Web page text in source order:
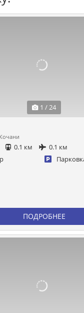
1 / 24
0.1 км
0.1 км
ПОДРОБНЕЕ